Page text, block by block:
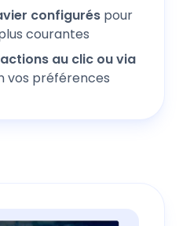
configurés pour
courantes
au clic ou via
vos préférences